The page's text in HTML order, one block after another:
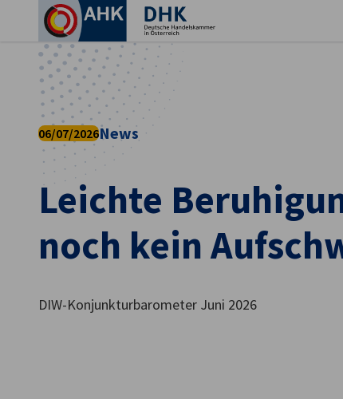
Leichte
noch kein
06/07/2026News
DIW-Konjunkturbarometer Juni 2026